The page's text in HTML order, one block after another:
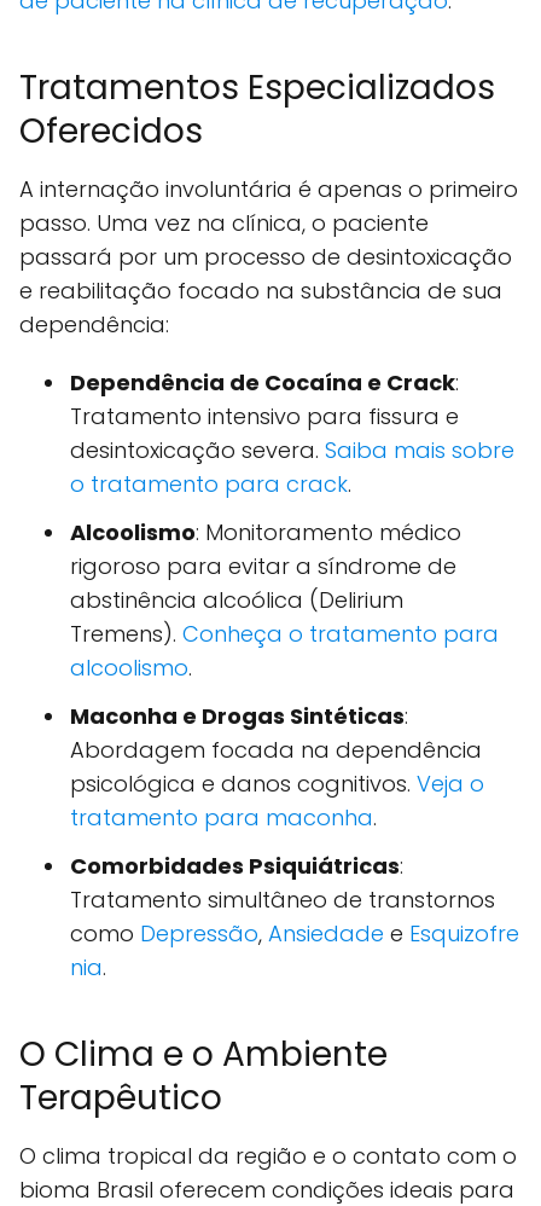
Tratamentos Especializados
Oferecidos
A internação involuntária é apenas o primeiro
passo. Uma vez na clínica, o paciente
passará por um processo de desintoxicação
e reabilitação focado na substância de sua
dependência:
Dependência de Cocaína e Crack:
Tratamento intensivo para fissura e
desintoxicação severa. Saiba mais sobre
o tratamento para crack.
Alcoolismo: Monitoramento médico
rigoroso para evitar a síndrome de
abstinência alcoólica (Delirium
Tremens). Conheça o tratamento para
alcoolismo.
Maconha e Drogas Sintéticas:
Abordagem focada na dependência
psicológica e danos cognitivos. Veja o
tratamento para maconha.
Comorbidades Psiquiátricas:
Tratamento simultâneo de transtornos
como Depressão, Ansiedade e Esquizofre
nia.
O Clima e o Ambiente
Terapêutico
O clima tropical da região e o contato com o
bioma Brasil oferecem condições ideais para